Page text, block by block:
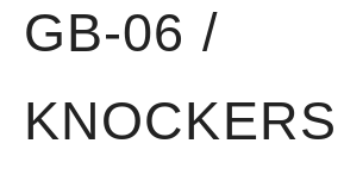
GB-06 /
KNOCKERS